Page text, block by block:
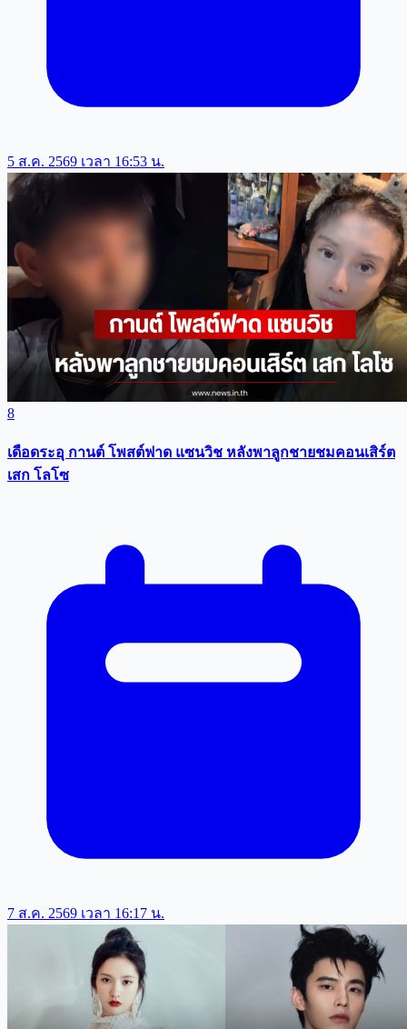
5 ส.ค. 2569 เวลา 16:53 น.
8
เดือดระอุ กานต์ โพสต์ฟาด แซนวิช หลังพาลูกชายชมคอนเสิร์ต
เสก โลโซ
7 ส.ค. 2569 เวลา 16:17 น.